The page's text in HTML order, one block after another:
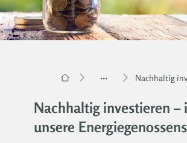
...
Nachhaltig investieren –
unsere